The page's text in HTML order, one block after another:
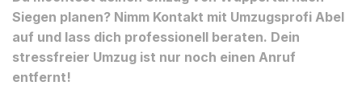
Siegen planen? Nimm Kontakt mit Umzugsprofi Abel
auf und lass dich professionell beraten. Dein
stressfreier Umzug ist nur noch einen Anruf
entfernt!